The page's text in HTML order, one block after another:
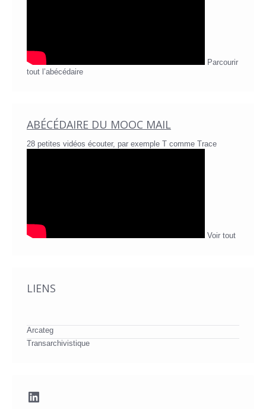
Parcourir
tout l’abécédaire
ABÉCÉDAIRE DU MOOC MAIL
28 petites vidéos écouter, par exemple T comme Trace
Voir tout
LIENS
Arcateg
Transarchivistique
LinkedIn